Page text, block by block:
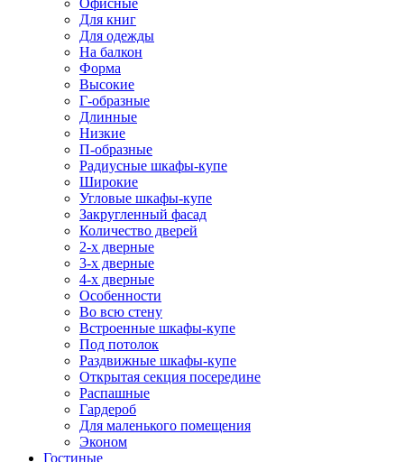
Офисные
Для книг
Для одежды
На балкон
Форма
Высокие
Г-образные
Длинные
Низкие
П-образные
Радиусные шкафы-купе
Широкие
Угловые шкафы-купе
Закругленный фасад
Количество дверей
2-х дверные
3-х дверные
4-х дверные
Особенности
Во всю стену
Встроенные шкафы-купе
Под потолок
Раздвижные шкафы-купе
Открытая секция посередине
Распашные
Гардероб
Для маленького помещения
Эконом
Гостиные